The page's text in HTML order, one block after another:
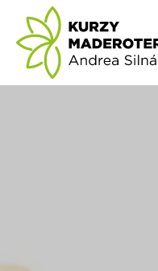
Přeskočit na hlavní obsah